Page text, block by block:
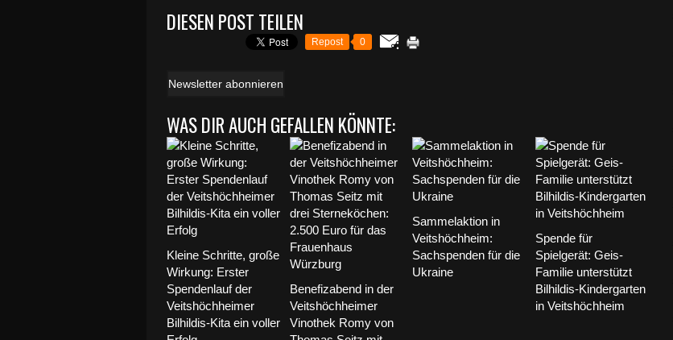
DIESEN POST TEILEN
Repost 0
Newsletter abonnieren
WAS DIR AUCH GEFALLEN KÖNNTE:
Kleine Schritte, große
Wirkung: Erster
Spendenlauf der
Veitshöchheimer
Bilhildis-Kita ein voller
Benefizabend in der
Veitshöchheimer
Vinothek Romy von
Sammelaktion in
Veitshöchheim:
Sachspenden für die
Ukraine
Spende für
Spielgerät: Geis-
Familie unterstützt
Bilhildis-Kindergarten
in Veitshöchheim